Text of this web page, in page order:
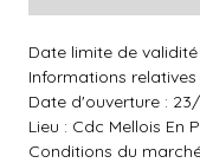
Date limite de
Informations
Date d'ouverture :
Lieu : Cdc Mellois En
Conditions du